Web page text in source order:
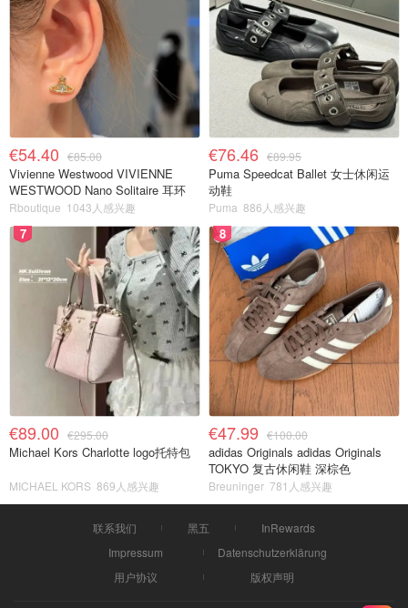
€54.40 €85.00
Vivienne Westwood VIVIENNE
WESTWOOD Nano Solitaire 耳环
Rboutique 1043人感兴趣
€76.46 €89.95
Puma Speedcat Ballet 女士休闲运
动鞋
Puma 886人感兴趣
7
€89.00 €295.00
Michael Kors Charlotte logo托特包
MICHAEL KORS 869人感兴趣
8
€47.99 €100.00
adidas Originals adidas Originals
TOKYO 复古休闲鞋 深棕色
Breuninger 781人感兴趣
联系我们 黑五
InRewards
Impressum
Datenschutzerklärung
用户协议
版权声明